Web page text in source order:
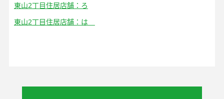
東山2丁目住居店舗：ろ
東山2丁目住居店舗：は